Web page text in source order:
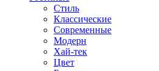
Стиль
Классические
Современные
Модерн
Хай-тек
Цвет